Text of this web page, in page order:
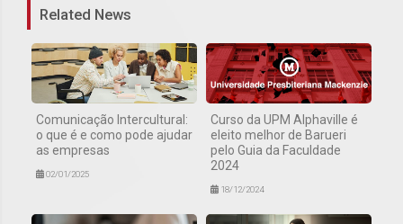
Related News
Comunicação Intercultural:
o que é e como pode ajudar
as empresas
02/01/2025
Curso da UPM Alphaville é
eleito melhor de Barueri
pelo Guia da Faculdade
2024
18/12/2024